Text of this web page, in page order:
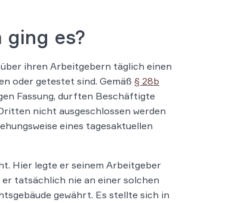
ging es?
ihren Arbeitgebern täglich einen
oder getestet sind. Gemäß § 28b
Fassung, durften Beschäftigte
nicht ausgeschlossen werden
eines tagesaktuellen
Hier legte er seinem Arbeitgeber
tatsächlich nie an einer solchen
gewährt. Es stellte sich in